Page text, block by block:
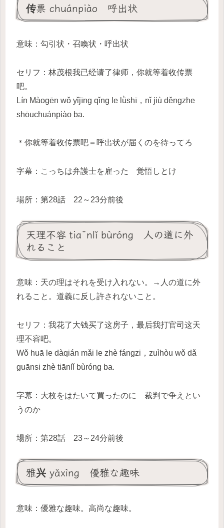
传票 chuánpiào 呼出状
意味：勾引状・召喚状・呼出状
セリフ：林茂根我已经请了律师，你就等着收传票
吧。
Lín Màogēn wǒ yǐjīng qǐng le lǜshī，nǐ jiù děngzhe
shōuchuánpiào ba.
＊你就等着收传票吧＝呼出状が届くのを待ってろ
字幕：こっちは弁護士を雇った 覚悟しとけ
場所：第28話 22～23分前後
天理不容 tiānlǐ bùróng 人の道に外
れること
意味：天の理はそれを受け入れない。→人の道に外
れること。道義に反し許されないこと。
セリフ：我花了大钱买了这房子，最后我打官司这天
理不容吧。
Wǒ huā le dàqián mǎi le zhè fángzi，zuìhòu wǒ dǎ
guānsi zhè tiānlǐ bùróng ba.
字幕：大枚をはたいて買ったのに 裁判で争えとい
うのか
場所：第28話 23～24分前後
雅兴 yǎxìng 優雅な趣味
意味：優雅な趣味。高尚な趣味。